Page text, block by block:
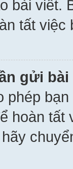
bài viết.
tất việc
gửi
hoàn